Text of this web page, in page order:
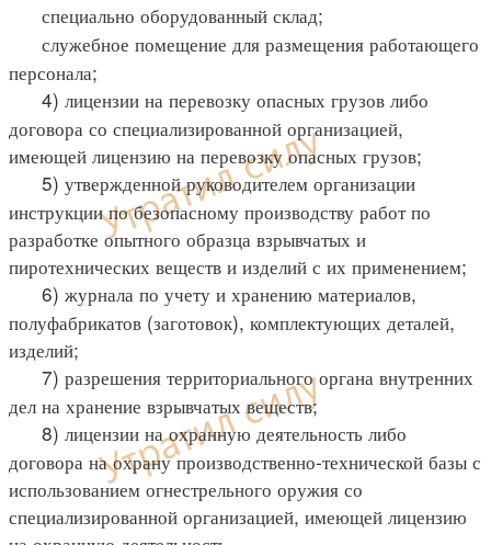
специально оборудованный склад;
служебное помещение для размещения работающего
персонала;
4) лицензии на перевозку опасных грузов либо
договора со специализированной организацией,
имеющей лицензию на перевозку опасных грузов;
5) утвержденной руководителем организации
инструкции по безопасному производству работ по
разработке опытного образца взрывчатых и
пиротехнических веществ и изделий с их применением;
6) журнала по учету и хранению материалов,
полуфабрикатов (заготовок), комплектующих деталей,
изделий;
7) разрешения территориального органа внутренних
дел на хранение взрывчатых веществ;
8) лицензии на охранную деятельность либо
договора на охрану производственно-технической базы с
использованием огнестрельного оружия со
специализированной организацией, имеющей лицензию